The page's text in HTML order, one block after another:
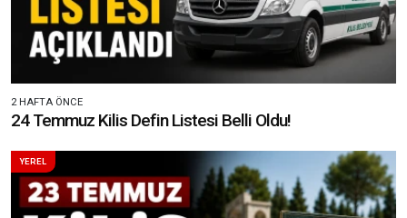
2 HAFTA ÖNCE
24 Temmuz Kilis Defin Listesi Belli Oldu!
YEREL